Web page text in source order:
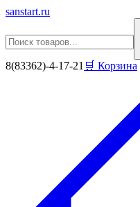
sanstart.ru
8(83362)-4-17-21 🛒 Корзина